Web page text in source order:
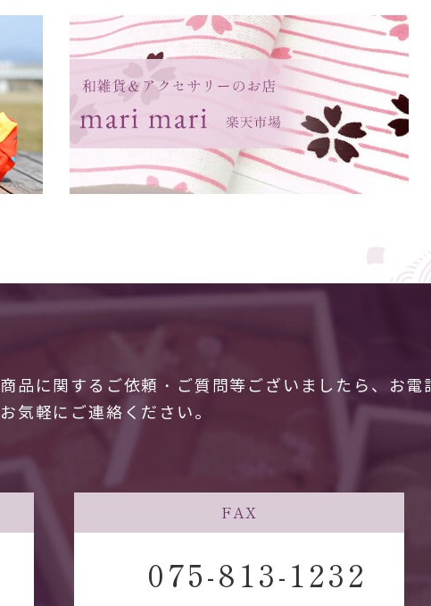
商品に関するご依頼・ご質問等ございましたら、お電
お気軽にご連絡ください。
FAX
075-813-1232